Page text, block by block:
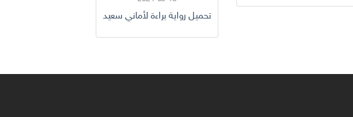
تحميل رواية براءة لأماني سعيد